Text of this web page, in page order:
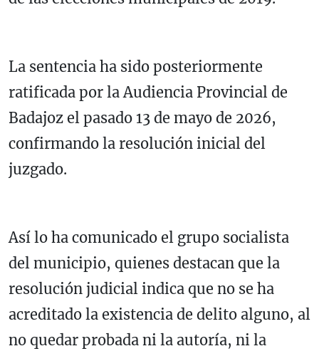
La sentencia ha sido posteriormente
ratificada por la Audiencia Provincial de
Badajoz el pasado 13 de mayo de 2026,
confirmando la resolución inicial del
juzgado.
Así lo ha comunicado el grupo socialista
del municipio, quienes destacan que la
resolución judicial indica que no se ha
acreditado la existencia de delito alguno, al
no quedar probada ni la autoría, ni la